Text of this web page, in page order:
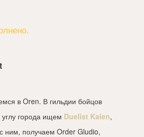
в Oren. В гильдии бойцов
города ищем Duelist Kaien,
ним, получаем Order Gludio,